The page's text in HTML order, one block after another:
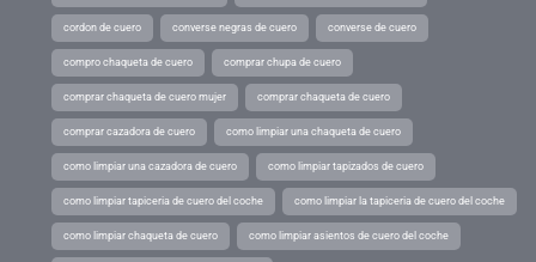
cordon de cuero converse negras de cuero converse de cuero
compro chaqueta de cuero comprar chupa de cuero
comprar chaqueta de cuero mujer comprar chaqueta de cuero
comprar cazadora de cuero como limpiar una chaqueta de cuero
como limpiar una cazadora de cuero como limpiar tapizados de cuero
como limpiar tapiceria de cuero del coche como limpiar la tapiceria de cuero del coche
como limpiar chaqueta de cuero como limpiar asientos de cuero del coche